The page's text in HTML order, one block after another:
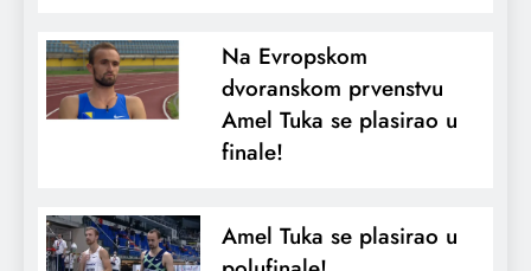
Na Evropskom
dvoranskom prvenstvu
Amel Tuka se plasirao u
finale!
Amel Tuka se plasirao u